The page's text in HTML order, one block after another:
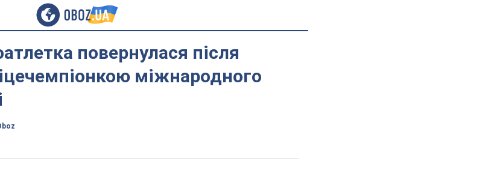
повернулася після
міжнародного